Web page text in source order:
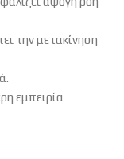
την μετακίνηση
εμπειρία